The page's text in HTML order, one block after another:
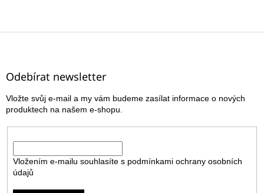
Z
Odebírat newsletter
Vložte svůj e-mail a my vám budeme zasílat informace o nových
produktech na našem e-shopu.
Vložením e-mailu souhlasíte s podmínkami ochrany osobních
údajů